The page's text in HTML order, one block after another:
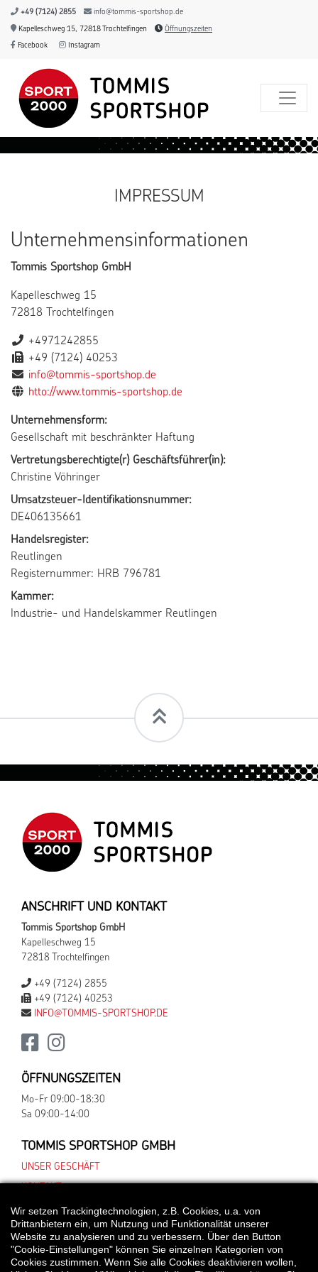
+49 (7124) 2855 info@tommis-sportshop.de
Kapelleschweg 15, 72818 Trochtelfingen Öffnungszeiten
Facebook Instagram
IMPRESSUM
Unternehmensinformationen
Tommis Sportshop GmbH
Kapelleschweg 15
72818 Trochtelfingen
+4971242855
+49 (7124) 40253
info@tommis-sportshop.de
htto://www.tommis-sportshop.de
Unternehmensform:
Gesellschaft mit beschränkter Haftung
Vertretungsberechtigte(r) Geschäftsführer(in):
Christine Vöhringer
Umsatzsteuer-Identifikationsnummer:
DE406135661
Handelsregister:
Reutlingen
Registernummer: HRB 796781
Kammer:
Industrie- und Handelskammer Reutlingen
ANSCHRIFT UND KONTAKT
Tommis Sportshop GmbH
Kapelleschweg 15
72818 Trochtelfingen
+49 (7124) 2855
+49 (7124) 40253
INFO@TOMMIS-SPORTSHOP.DE
ÖFFNUNGSZEITEN
Mo-Fr 09:00-18:30
Sa 09:00-14:00
TOMMIS SPORTSHOP GMBH
UNSER GESCHÄFT
*Alle Preisangaben gelten inklusive gesetzlichen MwSt. und bei Selbstabholung.
Bei Preisen, die mit "UVP" gekennzeichnet sind, handelt es sich um die
Wir setzen Trackingtechnologien, z.B. Cookies, u.a. von
Drittanbietern ein, um Nutzung und Funktionalität unserer
Website zu analysieren und zu verbessern. Über den Button
"Cookie-Einstellungen" können Sie einzelnen Kategorien von
Cookies zustimmen. Wenn Sie alle Cookies deaktivieren wollen,